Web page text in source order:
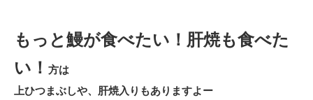
もっと鰻が食べたい！肝焼も食べた
い！ 方は
上ひつまぶしや、肝焼入りもありますよー